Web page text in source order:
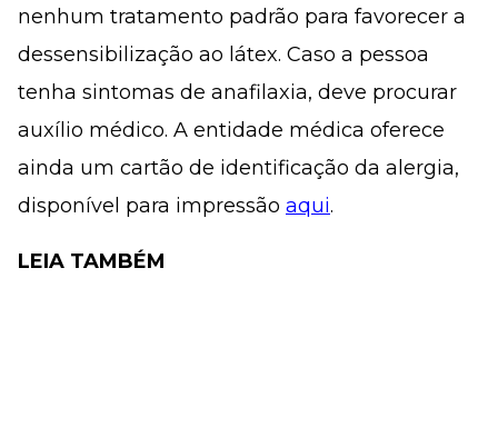
nenhum tratamento padrão para favorecer a
dessensibilização ao látex. Caso a pessoa
tenha sintomas de anafilaxia, deve procurar
auxílio médico. A entidade médica oferece
ainda um cartão de identificação da alergia,
disponível para impressão aqui.
LEIA TAMBÉM